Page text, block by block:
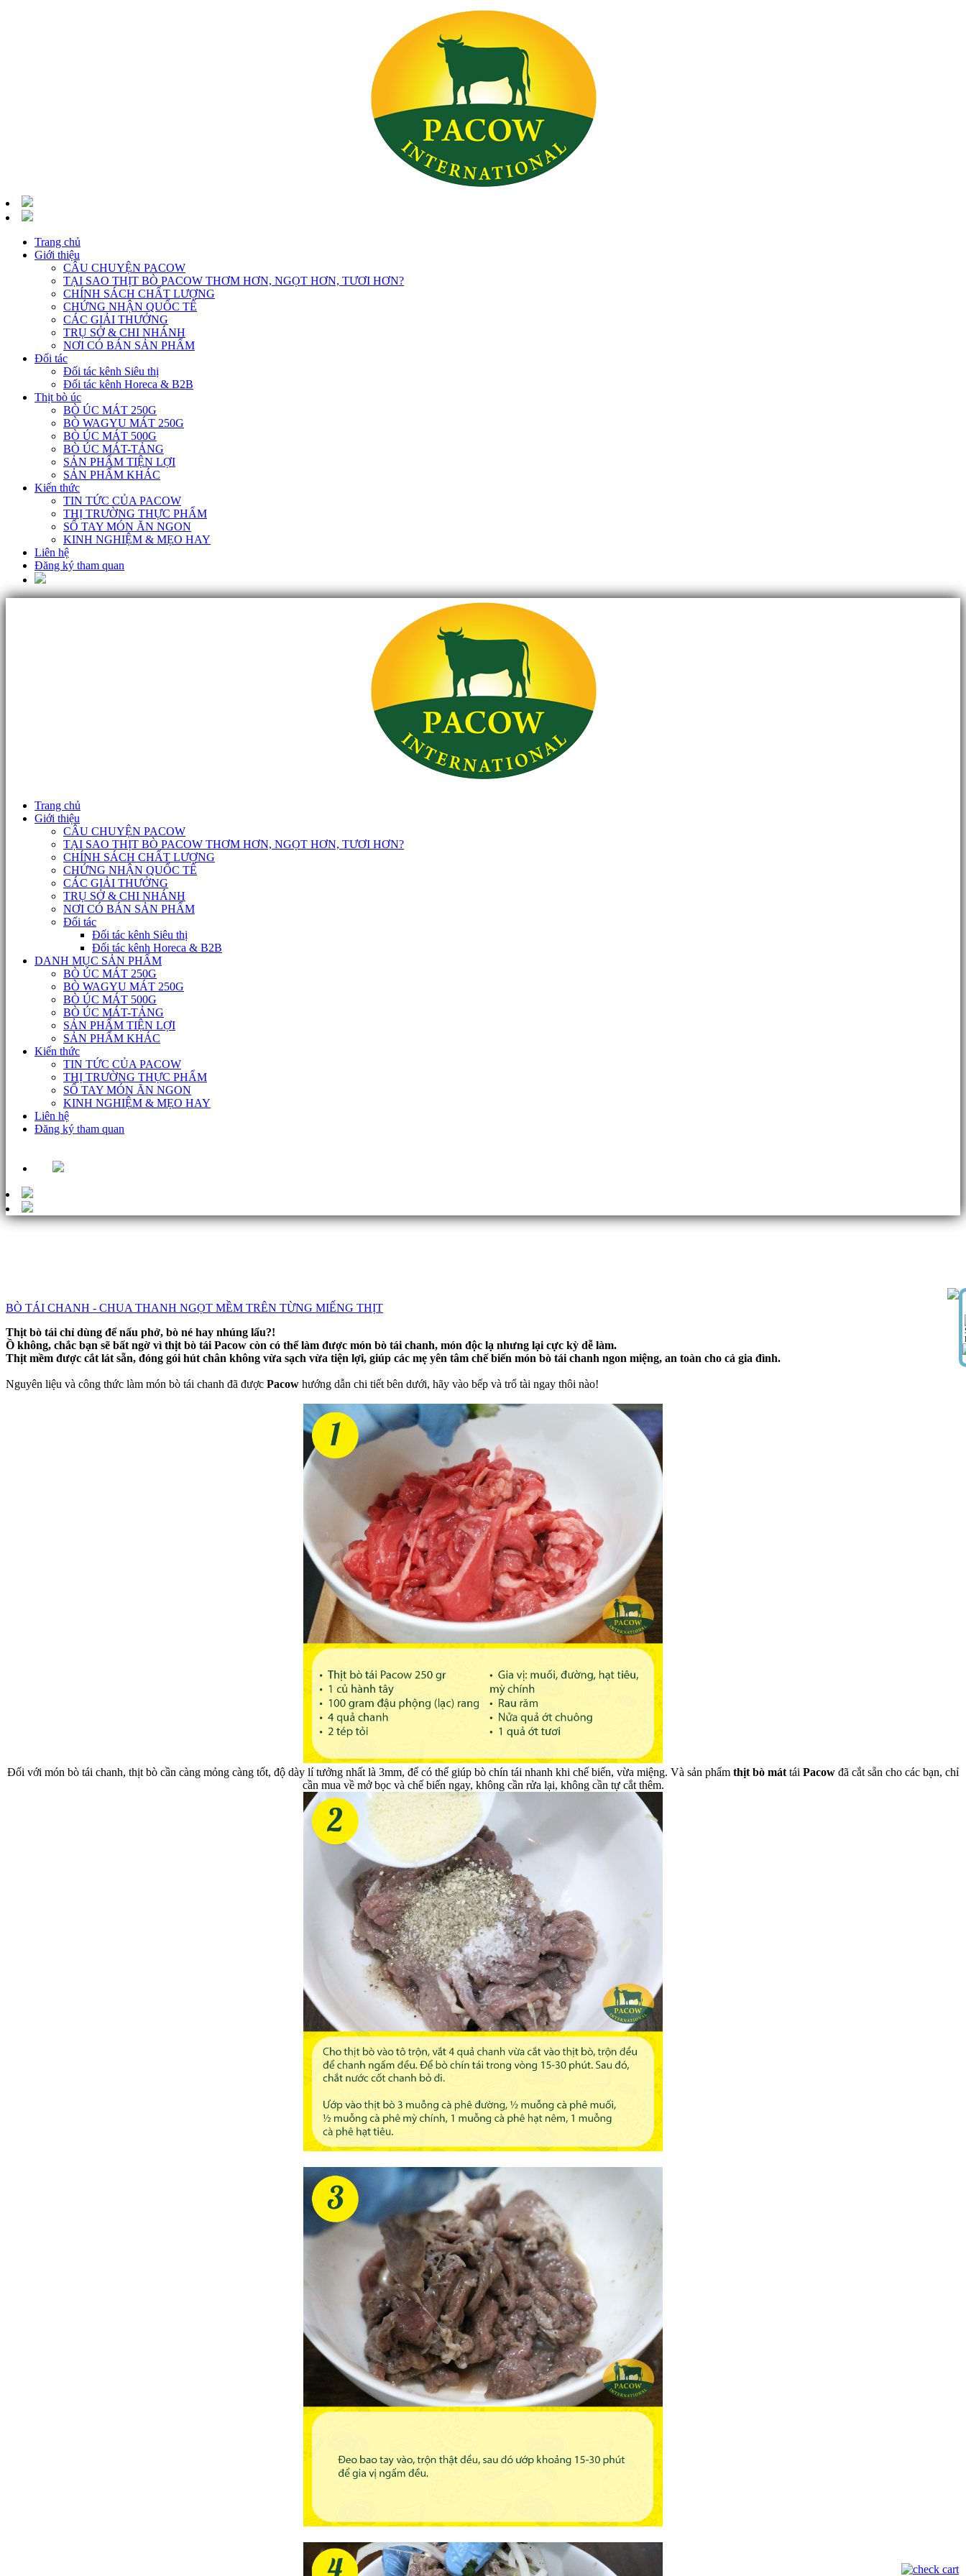
Trang chủ
Giới thiệu
CÂU CHUYỆN PACOW
TẠI SAO THỊT BÒ PACOW THƠM HƠN, NGỌT HƠN, TƯƠI HƠN?
CHÍNH SÁCH CHẤT LƯỢNG
CHỨNG NHẬN QUỐC TẾ
CÁC GIẢI THƯỞNG
TRỤ SỞ & CHI NHÁNH
NƠI CÓ BÁN SẢN PHẨM
Đối tác
Đối tác kênh Siêu thị
Đối tác kênh Horeca & B2B
Thịt bò úc
BÒ ÚC MÁT 250G
BÒ WAGYU MÁT 250G
BÒ ÚC MÁT 500G
BÒ ÚC MÁT-TẢNG
SẢN PHẨM TIỆN LỢI
SẢN PHẨM KHÁC
Kiến thức
TIN TỨC CỦA PACOW
THỊ TRƯỜNG THỰC PHẨM
SỔ TAY MÓN ĂN NGON
KINH NGHIỆM & MẸO HAY
Liên hệ
Đăng ký tham quan
Trang chủ
Giới thiệu
CÂU CHUYỆN PACOW
TẠI SAO THỊT BÒ PACOW THƠM HƠN, NGỌT HƠN, TƯƠI HƠN?
CHÍNH SÁCH CHẤT LƯỢNG
CHỨNG NHẬN QUỐC TẾ
CÁC GIẢI THƯỞNG
TRỤ SỞ & CHI NHÁNH
NƠI CÓ BÁN SẢN PHẨM
Đối tác
Đối tác kênh Siêu thị
Đối tác kênh Horeca & B2B
DANH MỤC SẢN PHẨM
BÒ ÚC MÁT 250G
BÒ WAGYU MÁT 250G
BÒ ÚC MÁT 500G
BÒ ÚC MÁT-TẢNG
SẢN PHẨM TIỆN LỢI
SẢN PHẨM KHÁC
Kiến thức
TIN TỨC CỦA PACOW
THỊ TRƯỜNG THỰC PHẨM
SỔ TAY MÓN ĂN NGON
KINH NGHIỆM & MẸO HAY
Liên hệ
Đăng ký tham quan
BÒ TÁI CHANH - CHUA THANH NGỌT MỀM TRÊN TỪNG MIẾNG THỊT
Thịt bò tái chỉ dùng để nấu phở, bò né hay nhúng lẩu?!
Ồ không, chắc bạn sẽ bất ngờ vì thịt bò tái Pacow còn có thể làm được món bò tái chanh, món độc lạ nhưng lại cực kỳ dễ làm.
Thịt mềm được cắt lát sẵn, đóng gói hút chân không vừa sạch vừa tiện lợi, giúp các mẹ yên tâm chế biến món bò tái chanh ngon miệng, an toàn cho cả gia đình.
Nguyên liệu và công thức làm món bò tái chanh đã được Pacow hướng dẫn chi tiết bên dưới, hãy vào bếp và trổ tài ngay thôi nào!
Đối với món bò tái chanh, thịt bò cần càng mỏng càng tốt, độ dày lí tưởng nhất là 3mm, để có thể giúp bò chín tái nhanh khi chế biến, vừa miệng. Và sản phẩm thịt bò mát tái Pacow đã cắt sẵn cho các bạn, chỉ
cần mua về mở bọc và chế biến ngay, không cần rửa lại, không cần tự cắt thêm.